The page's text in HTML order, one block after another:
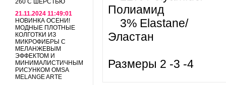
260 С ШЕРСТЬЮ
21.11.2024 11:49:01
НОВИНКА ОСЕНИ!
МОДНЫЕ ПЛОТНЫЕ
КОЛГОТКИ ИЗ
МИКРОФИБРЫ С
МЕЛАНЖЕВЫМ
ЭФФЕКТОМ И
МИНИМАЛИСТИЧНЫМ
РИСУНКОМ OMSA
MELANGE ARTE
Полиамид
3% Elastane/
Эластан
Размеры 2 -3 -4